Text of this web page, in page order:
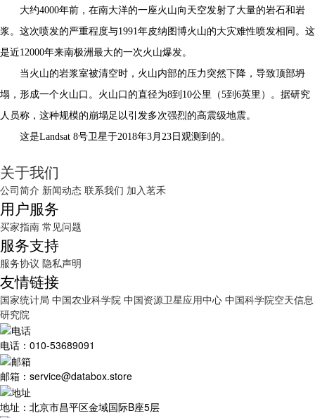
大约4000年前，在南大洋的一座火山向天空发射了大量的岩石和岩
浆。这次喷发的严重程度与1991年皮纳图博火山的大灾难性喷发相同。这
是近12000年来南极洲最大的一次火山爆发。
当火山的岩浆室被清空时，火山内部的压力突然下降，导致顶部坍
塌，形成一个火山口。火山口的直径为8到10公里（5到6英里）。据研究
人员称，这种规模的崩塌足以引发多次强烈的高震级地震。
这是Landsat 8号卫星于2018年3月23日观测到的。
关于我们
公司简介 新闻动态 联系我们 加入茗禾
用户服务
买家指南 常见问题
服务支持
服务协议 隐私声明
友情链接
国家统计局 中国农业科学院 中国资源卫星应用中心 中国科学院空天信息
研究院
电话：010-53689091
邮箱：service@databox.store
地址：北京市昌平区金域国际B座5层